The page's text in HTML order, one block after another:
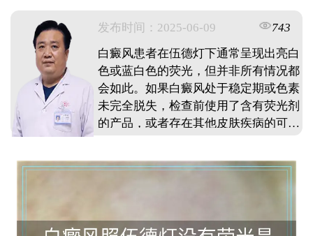
发布时间：2025-06-09
743
白癜风患者在伍德灯下通常呈现出亮白
色或蓝白色的荧光，但并非所有情况都
会如此。如果白癜风处于稳定期或色素
未完全脱失，检查前使用了含有荧光剂
的产品，或者存在其他皮肤疾病的可能
应。面对这种情况，患者应咨询专业医